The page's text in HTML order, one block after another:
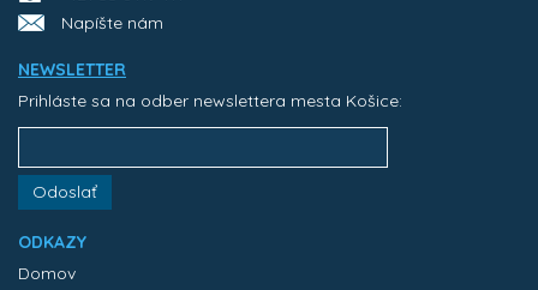
Napíšte nám
NEWSLETTER
Prihláste sa na odber newslettera mesta Košice:
Odoslať
ODKAZY
Domov